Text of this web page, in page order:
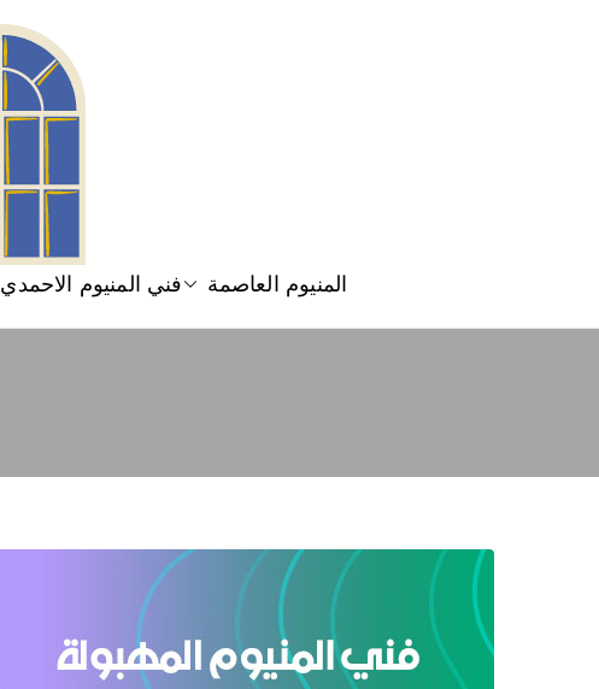
المنيوم العاصمة فني المنيوم الاحمدي